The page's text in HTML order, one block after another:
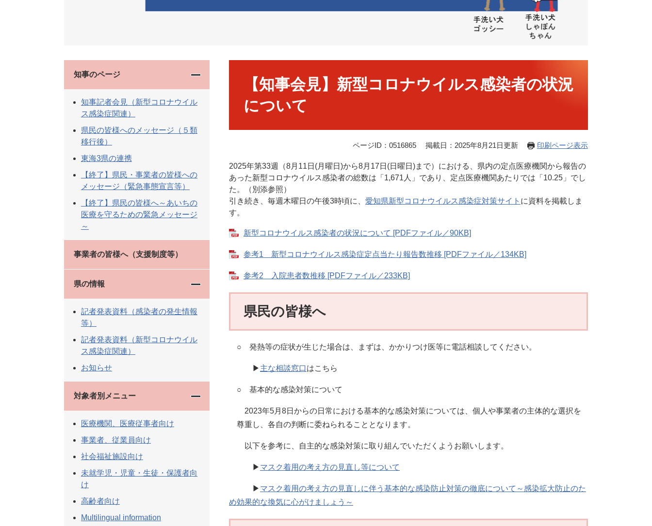
【知事会見】新型コロナウイルス感染者の状況
について
ページID：0516865 掲載日：2025年8月21日更新 印刷ページ表示
2025年第33週（8月11日(月曜日)から8月17日(日曜日)まで）における、県内の定点医療機関から報告の
あった新型コロナウイルス感染者の総数は「1,671人」であり、定点医療機関あたりでは「10.25」でし
た。（別添参照）
引き続き、毎週木曜日の午後3時頃に、 愛知県新型コロナウイルス感染症対策サイト に資料を掲載しま
す。
新型コロナウイルス感染者の状況について [PDFファイル／90KB]
参考1 新型コロナウイルス感染症定点当たり報告数推移 [PDFファイル／134KB]
参考2 入院患者数推移 [PDFファイル／233KB]
県民の皆様へ
○ 発熱等の症状が生じた場合は、まずは、かかりつけ医等に電話相談してください。
▶ 主な相談窓口はこちら
○ 基本的な感染対策について
2023年5月8日からの日常における基本的な感染対策については、個人や事業者の主体的な選択を
尊重し、各自の判断に委ねられることとなります。
以下を参考に、自主的な感染対策に取り組んでいただくようお願いします。
▶​ マスク着用の考え方の見直し等について
▶​ マスク着用の考え方の見直しに伴う基本的な感染防止対策の徹底について～感染拡大防止のた
め効果的な換気に心がけましょう～
知事のページ
知事記者会見（新型コロナウイル
ス感染症関連）
県民の皆様へのメッセージ（５類
移行後）
東海3県の連携
【終了】県民・事業者の皆様への
メッセージ（緊急事態宣言等）
【終了】県民の皆様へ～あいちの
医療を守るための緊急メッセージ
～
事業者の皆様へ（支援制度等）
県の情報
記者発表資料（感染者の発生情報
等）
記者発表資料（新型コロナウイル
ス感染症関連）
お知らせ
対象者別メニュー
医療機関、医療従事者向け
事業者、従業員向け
社会福祉施設向け
未就学児・児童・生徒・保護者向
け
高齢者向け
Multilingual information